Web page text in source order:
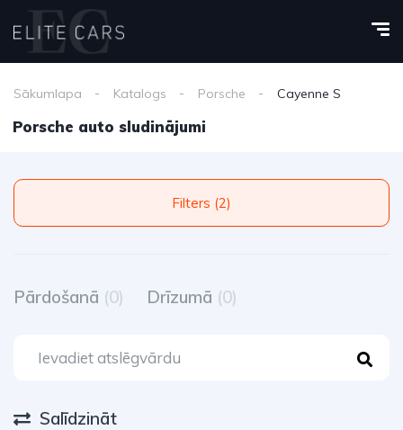
Sākumlapa Katalogs Porsche Cayenne S
Porsche auto sludinājumi
Filters (2)
Pārdošanā (0) Drīzumā (0)
Salīdzināt